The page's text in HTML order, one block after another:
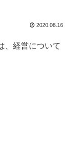
2020.08.16
、経営について